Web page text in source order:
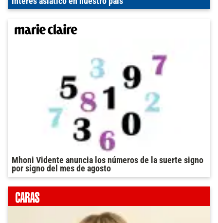
Mhoni Vidente anuncia los números de la suerte signo
por signo del mes de agosto